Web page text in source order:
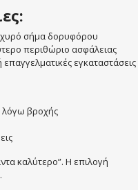
σήμα δορυφόρου
περιθώριο ασφάλειας
εγκαταστάσεις
λόγω βροχής
καλύτερο”. Η επιλογή